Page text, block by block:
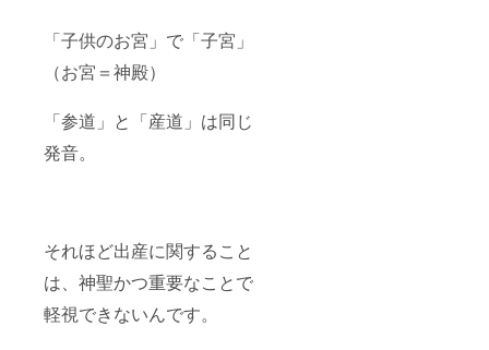
「子供のお宮」で「子宮」
（お宮＝神殿）
「参道」と「産道」は同じ
発音。
それほど出産に関すること
は、神聖かつ重要なことで
軽視できないんです。